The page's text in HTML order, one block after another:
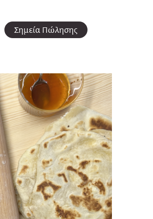
Σημεία Πώλησης